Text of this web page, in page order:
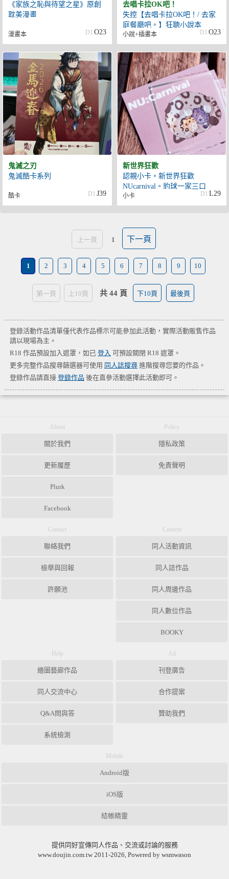
《家族之恥與待望之星》原創
耽美漫畫
漫畫本 D1 O23
去唱卡拉OK吧！
失控【去唱卡拉OK吧！/ 去家
庭餐廳吧。】狂聰小說本
小說+插畫本 D1 O23
鬼滅之刃
鬼滅酷卡系列
酷卡 D1 J39
新世界狂歡
認親小卡。新世界狂歡
NUcarnival。豹球一家三口
小卡 D1 L29
上一頁 1 下一頁
1 2 3 4 5 6 7 8 9 10
第一頁 上10頁 共 44 頁 下10頁 最後頁
登錄活動作品清單僅代表作品標示可能參加此活動，實際活動販售作品
請以現場為主。
R18 作品預設加入遮罩，如已 登入 可預設關閉 R18 遮罩。
更多完整作品搜尋篩選器可使用 同人誌搜尋進階搜尋您要的作品。
登錄作品請直接 登錄作品 後在直參活動選擇此活動即可。
About
關於我們
更新履歷
Plurk
Facebook
Policy
隱私政策
免責聲明
Contact
聯絡我們
檢舉與回報
許願池
Content
同人活動資訊
同人誌作品
同人周邊作品
同人數位作品
BOOKY
Help
繪圖藝廊作品
同人交流中心
Q&A問與答
系統檢測
Ad
刊登廣告
合作提案
贊助我們
Mobile
Android版
iOS版
結帳精靈
提供同好宣傳同人作品、交流或討論的服務
www.doujin.com.tw 2011-2026, Powered by wsmwason